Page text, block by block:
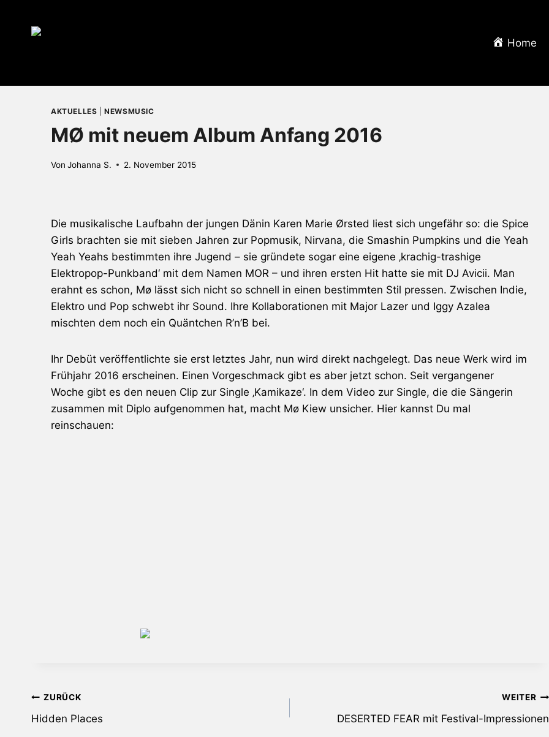
Home
AKTUELLES |NEWSMUSIC
MØ mit neuem Album Anfang 2016
Von Johanna S. 2. November 2015
Die musikalische Laufbahn der jungen Dänin Karen Marie Ørsted liest sich ungefähr so: die Spice
Girls brachten sie mit sieben Jahren zur Popmusik, Nirvana, die Smashin Pumpkins und die Yeah
Yeah Yeahs bestimmten ihre Jugend – sie gründete sogar eine eigene ‚krachig-trashige
Elektropop-Punkband‘ mit dem Namen MOR – und ihren ersten Hit hatte sie mit DJ Avicii. Man
erahnt es schon, Mø lässt sich nicht so schnell in einen bestimmten Stil pressen. Zwischen Indie,
Elektro und Pop schwebt ihr Sound. Ihre Kollaborationen mit Major Lazer und Iggy Azalea
mischten dem noch ein Quäntchen R’n’B bei.
Ihr Debüt veröffentlichte sie erst letztes Jahr, nun wird direkt nachgelegt. Das neue Werk wird im
Frühjahr 2016 erscheinen. Einen Vorgeschmack gibt es aber jetzt schon. Seit vergangener
Woche gibt es den neuen Clip zur Single ‚Kamikaze‘. In dem Video zur Single, die die Sängerin
zusammen mit Diplo aufgenommen hat, macht Mø Kiew unsicher. Hier kannst Du mal
reinschauen:
Beitragsnavigation
ZURÜCK
Hidden Places
WEITER
DESERTED FEAR mit Festival-Impressionen